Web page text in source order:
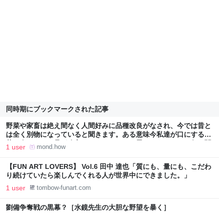
同時期にブックマークされた記事
野菜や家畜は絶え間なく人間好みに品種改良がなされ、今では昔と
は全く別物になっていると聞きます。ある意味今私達が口にする野
菜や肉はすべて品種改良されているものと思います。しかし魚に関
変わっていない筈です。例えば縄文時代や江戸時代の人が食べた鮎
は、今食べる鮎と基本的に同じ味だと思います。しかしこの飽食の
時代でも、魚はとても美味しいと感じます。なぜ魚は昔から今に至
るまでこんなに美味しいのでしょうか？ | mond
1 user mond.how
【FUN ART LOVERS】 Vol.6 田中 達也「質にも、量にも、こだわ
り続けていたら楽しんでくれる人が世界中にできました。」
1 user tombow-funart.com
劉備争奪戦の黒幕？［水鏡先生の大胆な野望を暴く］